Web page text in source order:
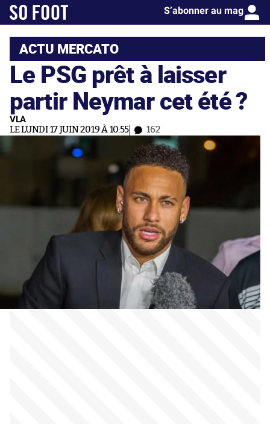
S’abonner au mag
ACTU MERCATO
Le PSG prêt à laisser
partir Neymar cet été ?
VLA
LE LUNDI 17 JUIN 2019 À 10:55 162